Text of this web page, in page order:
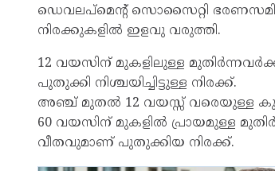
ഡെവലപ്‌മെന്റ് സൊസൈറ്റി
നിരക്കുകളിൽ ഇളവു വരുത്തി.
12 വയസിന് മുകളിലുള്ള
പുതുക്കി നിശ്ചയിച്ചിട്ടുള്ള നിരക്ക്.
അഞ്ച് മുതൽ 12 വയസ്സ് വരെയുള്ള
60 വയസിന് മുകളിൽ പ്രായമുള്ള
വീതവുമാണ് പുതുക്കിയ നിരക്ക്.